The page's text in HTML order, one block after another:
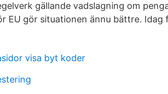
gällande vadslagning om
EU gör situationen ännu bättre.
visa byt koder